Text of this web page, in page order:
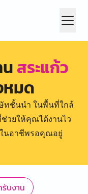
สระแก้ว
มด
ทชั้นนำ ในพื้นที่ใกล้
วยให้คุณได้งานไว
ในอาชีพรอคุณอยู่
บงาน